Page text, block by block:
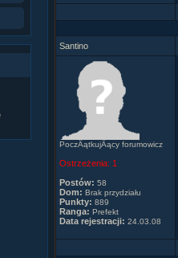
Santino
PoczÂątkujÂący forumowicz
Ostrzeżenia: 1
Postów: 58
Dom: Brak przydziału
Punkty: 889
Ranga: Prefekt
Data rejestracji: 24.03.08